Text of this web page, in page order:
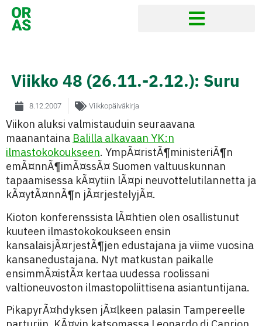
Viikko 48 (26.11.-2.12.): Suru
8.12.2007 Viikkopäiväkirja
Viikon aluksi valmistauduin seuraavana
maanantaina Balilla alkavaan YK:n
ilmastokokoukseen. YmpÃ¤ristÃ¶ministeriÃ¶n
emÃ¤nnÃ¶imÃ¤ssÃ¤ Suomen valtuuskunnan
tapaamisessa kÃ¤ytiin lÃ¤pi neuvottelutilannetta ja
kÃ¤ytÃ¤nnÃ¶n jÃ¤rjestelyjÃ¤.
Kioton konferenssista lÃ¤htien olen osallistunut
kuuteen ilmastokokoukseen ensin
kansalaisjÃ¤rjestÃ¶jen edustajana ja viime vuosina
kansanedustajana. Nyt matkustan paikalle
ensimmÃ¤istÃ¤ kertaa uudessa roolissani
valtioneuvoston ilmastopoliittisena asiantuntijana.
PikapyrÃ¤hdyksen jÃ¤lkeen palasin Tampereelle